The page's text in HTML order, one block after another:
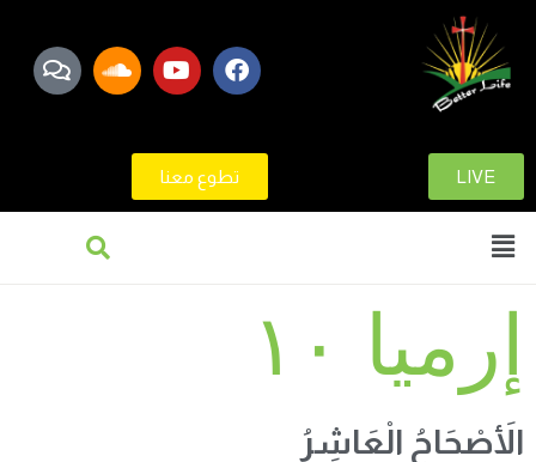
LIVE تطوع معنا
إرميا ١٠
الأَصْحَاحُ الْعَاشِرُ